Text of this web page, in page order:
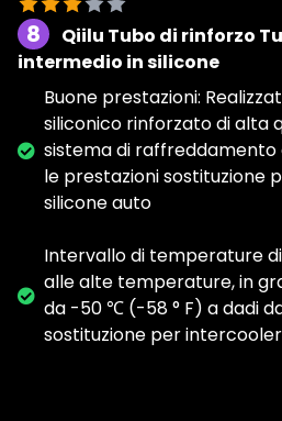
8
Qiilu Tubo di rinforzo
intermedio in silicone
Buone prestazioni:
siliconico rinforzato di alta
sistema di
le prestazioni sostituzione
silicone auto
Intervallo di temperature
alle alte temperature, in
da -50 ℃ (-58 ° F) a dadi
sostituzione per intercooler